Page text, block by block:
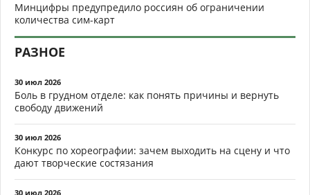
Минцифры предупредило россиян об ограничении
количества сим-карт
РАЗНОЕ
30 июл 2026
Боль в грудном отделе: как понять причины и вернуть
свободу движений
30 июл 2026
Конкурс по хореографии: зачем выходить на сцену и что
дают творческие состязания
30 июл 2026